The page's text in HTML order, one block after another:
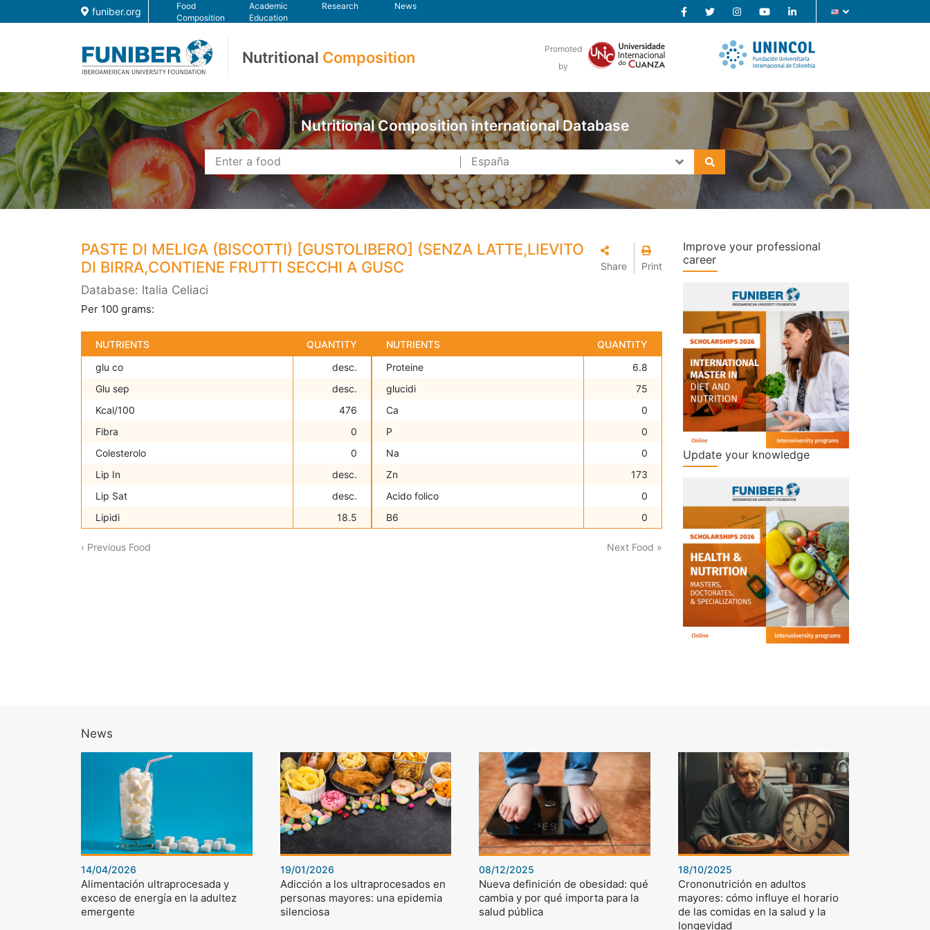
funiber.org
Food
Composition
Academic
Education
Research News
Nutritional Composition
Promoted
by
Nutritional Composition international Database
PASTE DI MELIGA (BISCOTTI) [GUSTOLIBERO] (SENZA LATTE,LIEVITO
DI BIRRA,CONTIENE FRUTTI SECCHI A GUSC
Share Print
Database: Italia Celiaci
Per 100 grams:
NUTRIENTS
QUANTITY
glu co
desc.
Glu sep
desc.
Kcal/100
476
Fibra
0
Colesterolo
0
Lip In
desc.
Lip Sat
desc.
Lipidi
18.5
NUTRIENTS
QUANTITY
Proteine
6.8
glucidi
75
Ca
0
P
0
Na
0
Zn
173
Acido folico
0
B6
0
‹ Previous Food Next Food »
Improve your professional
career
Update your knowledge
News
14/04/2026
Alimentación ultraprocesada y
exceso de energía en la adultez
emergente
19/01/2026
Adicción a los ultraprocesados en
personas mayores: una epidemia
silenciosa
08/12/2025
Nueva definición de obesidad: qué
cambia y por qué importa para la
salud pública
18/10/2025
Crononutrición en adultos
mayores: cómo influye el horario
de las comidas en la salud y la
longevidad